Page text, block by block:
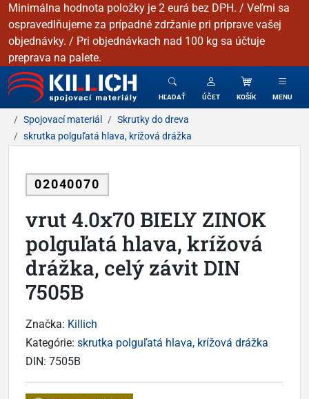
Minimálna hodnota položky je 2 eurá bez DPH. / Veľmi sa
ospravedlňujeme za prípadné zdržanie pri príprave vašej
objednávky. / Pri objednávkach nad 100 kg sa účtuje
preprava na palete.
KILLICH - Spojovacie materiály
HĽADAŤ ÚČET KOŠÍK MENU
Spojovací materiál
Skrutky do dreva
skrutka polguľatá hlava, krížová drážka
02040070
vrut 4.0x70 BIELY ZINOK
polguľatá hlava, krížová
drážka, celý závit DIN
7505B
Značka: Killich
Kategórie: skrutka polguľatá hlava, krížová drážka
DIN: 7505B